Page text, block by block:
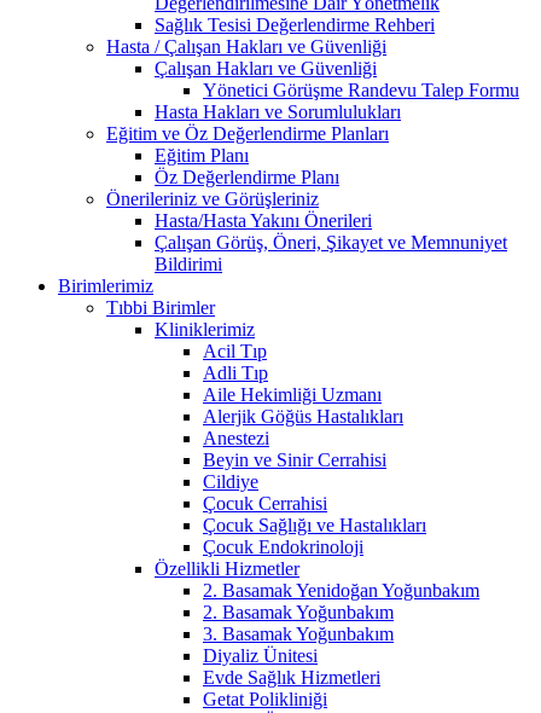
Sağlık Tesisi Değerlendirme Rehberi
Hasta / Çalışan Hakları ve Güvenliği
Çalışan Hakları ve Güvenliği
Yönetici Görüşme Randevu Talep Formu
Hasta Hakları ve Sorumlulukları
Eğitim ve Öz Değerlendirme Planları
Eğitim Planı
Öz Değerlendirme Planı
Önerileriniz ve Görüşleriniz
Hasta/Hasta Yakını Önerileri
Çalışan Görüş, Öneri, Şikayet ve Memnuniyet
Bildirimi
Birimlerimiz
Tıbbi Birimler
Kliniklerimiz
Acil Tıp
Adli Tıp
Aile Hekimliği Uzmanı
Alerjik Göğüs Hastalıkları
Anestezi
Beyin ve Sinir Cerrahisi
Cildiye
Çocuk Cerrahisi
Çocuk Sağlığı ve Hastalıkları
Çocuk Endokrinoloji
Özellikli Hizmetler
2. Basamak Yenidoğan Yoğunbakım
2. Basamak Yoğunbakım
3. Basamak Yoğunbakım
Diyaliz Ünitesi
Evde Sağlık Hizmetleri
Getat Polikliniği